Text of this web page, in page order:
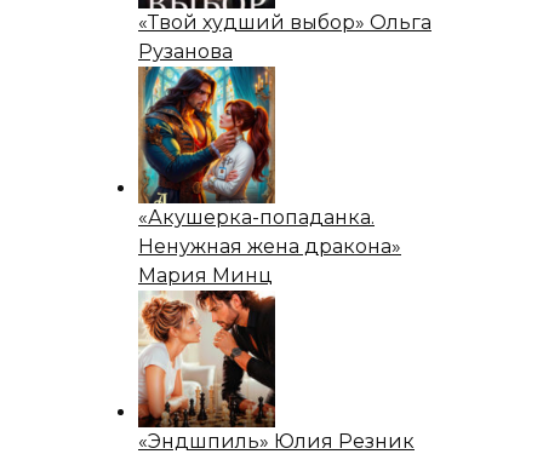
«Твой худший выбор» Ольга
Рузанова
«Акушерка-попаданка.
Ненужная жена дракона»
Мария Минц
«Эндшпиль» Юлия Резник